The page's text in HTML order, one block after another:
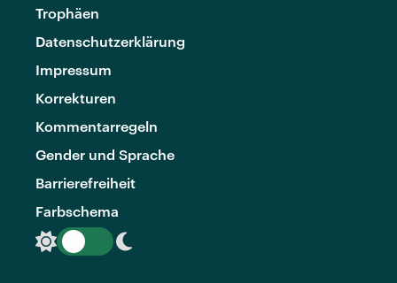
Trophäen
Datenschutzerklärung
Impressum
Korrekturen
Kommentarregeln
Gender und Sprache
Barrierefreiheit
Farbschema